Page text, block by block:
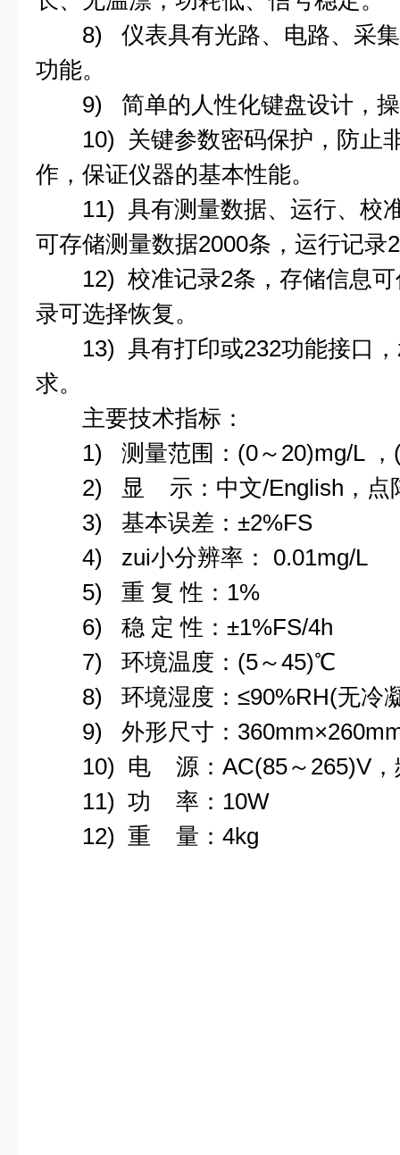
8) 仪表具有光路、电路、采集
功能。
9) 简单的人性化键盘设计，操
10) 关键参数密码保护，防止
作，保证仪器的基本性能。
11) 具有测量数据、运行、校
可存储测量数据2000条，运行记录
12) 校准记录2条，存储信息可
录可选择恢复。
13) 具有打印或232功能接口，
求。
主要技术指标：
1) 测量范围：(0～20)mg/L ，
2) 显 示：中文/English，点
3) 基本误差：±2%FS
4) zui小分辨率： 0.01mg/L
5) 重 复 性：1%
6) 稳 定 性：±1%FS/4h
7) 环境温度：(5～45)℃
8) 环境湿度：≤90%RH(无冷
9) 外形尺寸：
10) 电 源：AC(85～265)V，
11) 功 率：10W
12) 重 量：4kg